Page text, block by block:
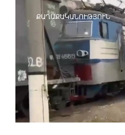
ՔԱՂԱՔԱԿԱՆՈՒԹՅՈՒՆ